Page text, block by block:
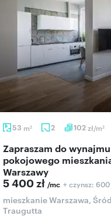
53 m2 2 102zł/m2
Zapraszam do wynajmu luksusowego 2-
pokojowego
Warszawy
5 400 zł/mc + czynsz: 600
mieszkanie Warszawa,
Traugutta